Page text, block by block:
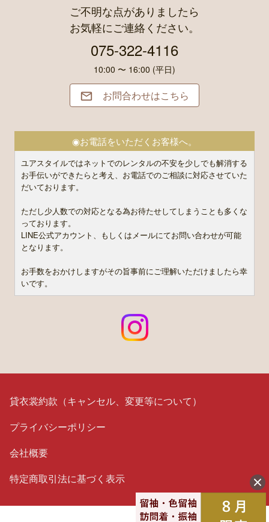
ご不明な点がありましたら
お気軽にご連絡ください。
075-322-4116
10:00 〜 16:00 (平日)
 お問合わせはこちら
◉お電話をいただくお客様へ。
ユアスタイルではネットでのレンタルの不安を少しでも解消する
お手伝いができたらと考え、お電話でのご相談に対応させていた
だいております。
ただし少人数での対応となる為お待たせしてしまうことも多くな
っております。
LINE公式アカウント、もしくはメールにてお問い合わせが可能
となります。
お手数をおかけしますがその旨事前にご理解いただけましたら幸
いです。
貸衣裳約款（キャンセル、変更等について）
プライバシーポリシー
会社概要
特定商取引法に基づく表示